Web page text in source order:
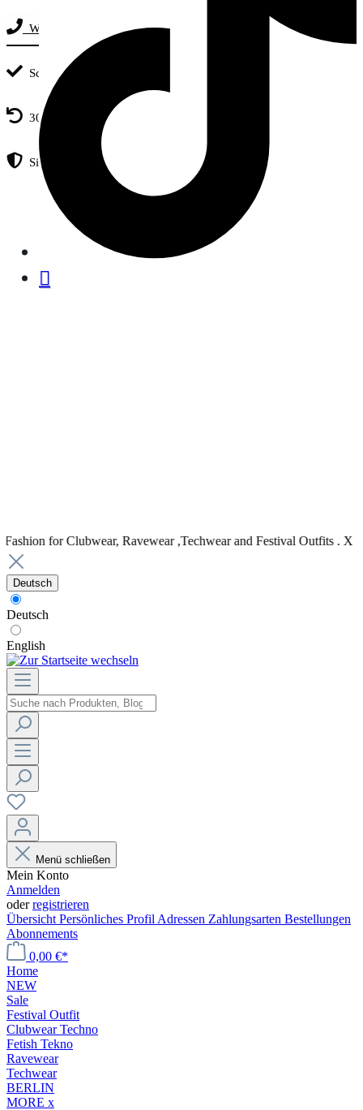
Whatsapp-Chat: +4915251884896
Schneller Versand
30 Tage kostenloser Umtausch
Sicher Einkaufen dank SSL
Clubwear, Ravewear ,Techwear and Festival Outfits . X Shop for
Deutsch
Deutsch
English
Menü schließen
Mein Konto
Anmelden
oderregistrieren
Übersicht Persönliches Profil Adressen Zahlungsarten Bestellungen
Abonnements
0,00 €*
Home
NEW
Sale
Festival Outfit
Clubwear Techno
Fetish Tekno
Ravewear
Techwear
BERLIN
MORE x